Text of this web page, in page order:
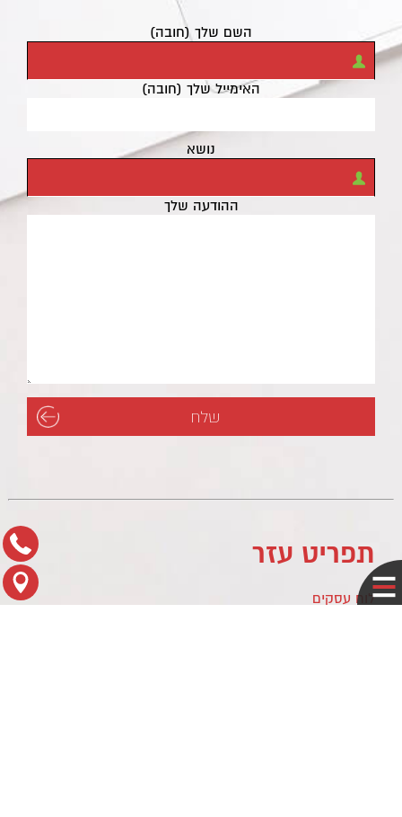
השם שלך (חובה)
האימייל שלך (חובה)
נושא
ההודעה שלך
תפריט עזר
לוח עסקים